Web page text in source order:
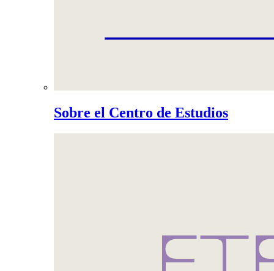
Sobre el Centro de Estudios